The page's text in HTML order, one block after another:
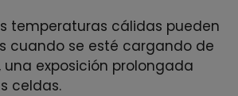
temperaturas cálidas pueden
cuando se esté cargando de
exposición prolongada
celdas.